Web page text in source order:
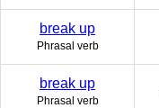
break up
Phrasal verb
break up
Phrasal verb